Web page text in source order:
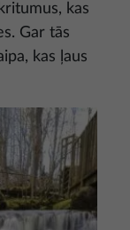
kas
Gar tās
kas ļaus